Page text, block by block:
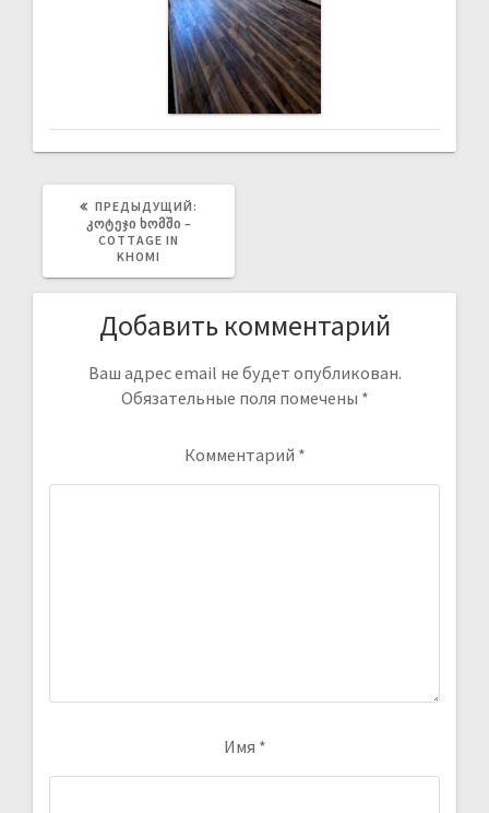
ПРЕДЫДУЩИЙ:
ᲙᲝᲢᲔᲯᲘ ᲮᲝᲛᲨᲘ –
COTTAGE IN
KHOMI
Добавить комментарий
Ваш адрес email не будет опубликован.
Обязательные поля помечены *
Комментарий *
Имя *